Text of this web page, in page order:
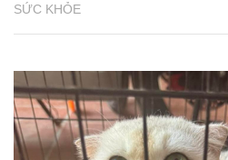
SỨC KHỎE